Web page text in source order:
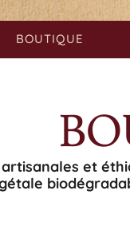
BOUTIQUE
et